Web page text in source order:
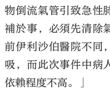
物倒流氣管引致急性
補於事，必須先清除
前伊利沙伯醫院不同
吸，而此次事件中病
依賴程度不高。」